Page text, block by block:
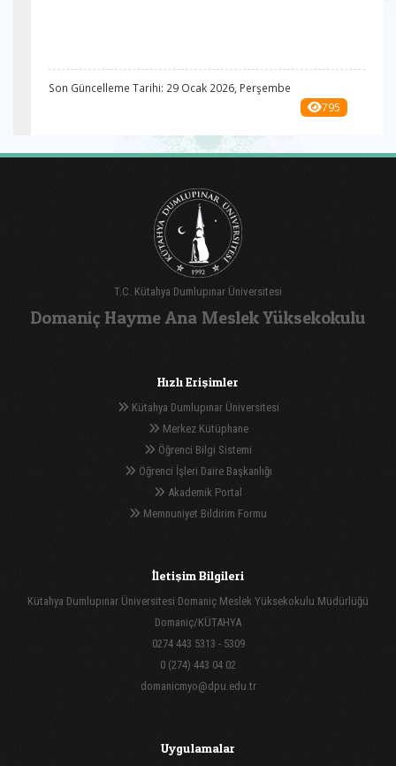
Son Güncelleme Tarihi: 29 Ocak 2026, Perşembe
795
T.C. Kütahya Dumlupınar Üniversitesi
Domaniç Hayme Ana Meslek Yüksekokulu
Hızlı Erişimler
Kütahya Dumlupınar Üniversitesi
Merkez Kütüphane
Öğrenci Bilgi Sistemi
Öğrenci İşleri Daire Başkanlığı
Akademik Portal
Memnuniyet Bildirim Formu
İletişim Bilgileri
Kütahya Dumlupınar Üniversitesi Domaniç Meslek Yüksekokulu Müdürlüğü
Domaniç/KÜTAHYA
0274 443 5313 - 5309
0 (274) 443 04 02
domanicmyo@dpu.edu.tr
Uygulamalar